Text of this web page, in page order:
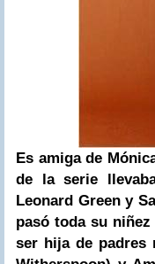
Es amiga de
de la serie
Leonard Green y
pasó toda su
ser hija de padres